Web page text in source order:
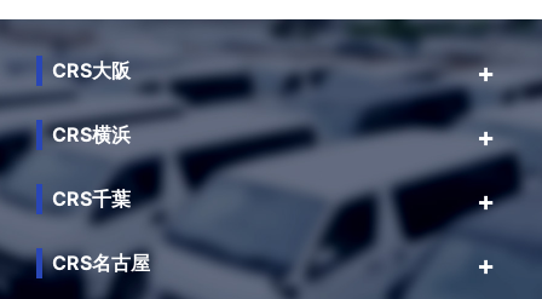
CRS大阪
CRS横浜
CRS千葉
CRS名古屋